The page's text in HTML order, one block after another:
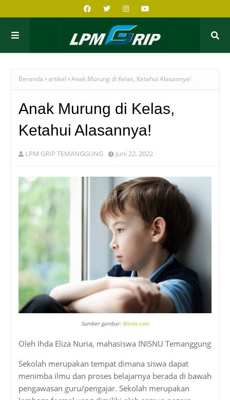
Beranda artikel Anak Murung di Kelas, Ketahui Alasannya!
Anak Murung di Kelas,
Ketahui Alasannya!
LPM GRIP TEMANGGUNG Juni 22, 2022
Sumber gambar: Bisnis.com
Oleh Ihda Eliza Nuria, mahasiswa INISNU Temanggung
Sekolah merupakan tempat dimana siswa dapat
menimba ilmu dan proses belajarnya berada di bawah
pengawasan guru/pengajar. Sekolah merupakan